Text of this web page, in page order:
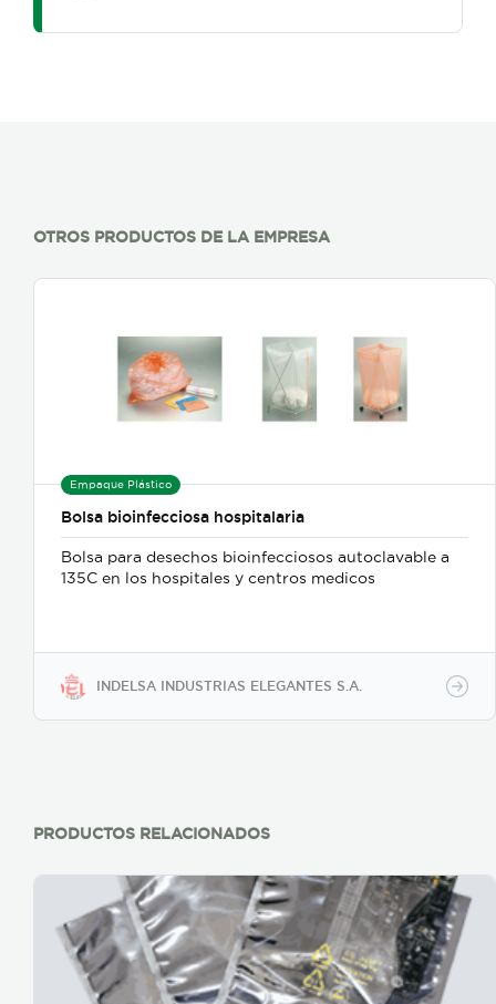
OTROS PRODUCTOS DE LA EMPRESA
Empaque Plástico
Bolsa bioinfecciosa hospitalaria
Bolsa para desechos bioinfecciosos autoclavable a
135C en los hospitales y centros medicos
INDELSA INDUSTRIAS ELEGANTES S.A.
PRODUCTOS RELACIONADOS